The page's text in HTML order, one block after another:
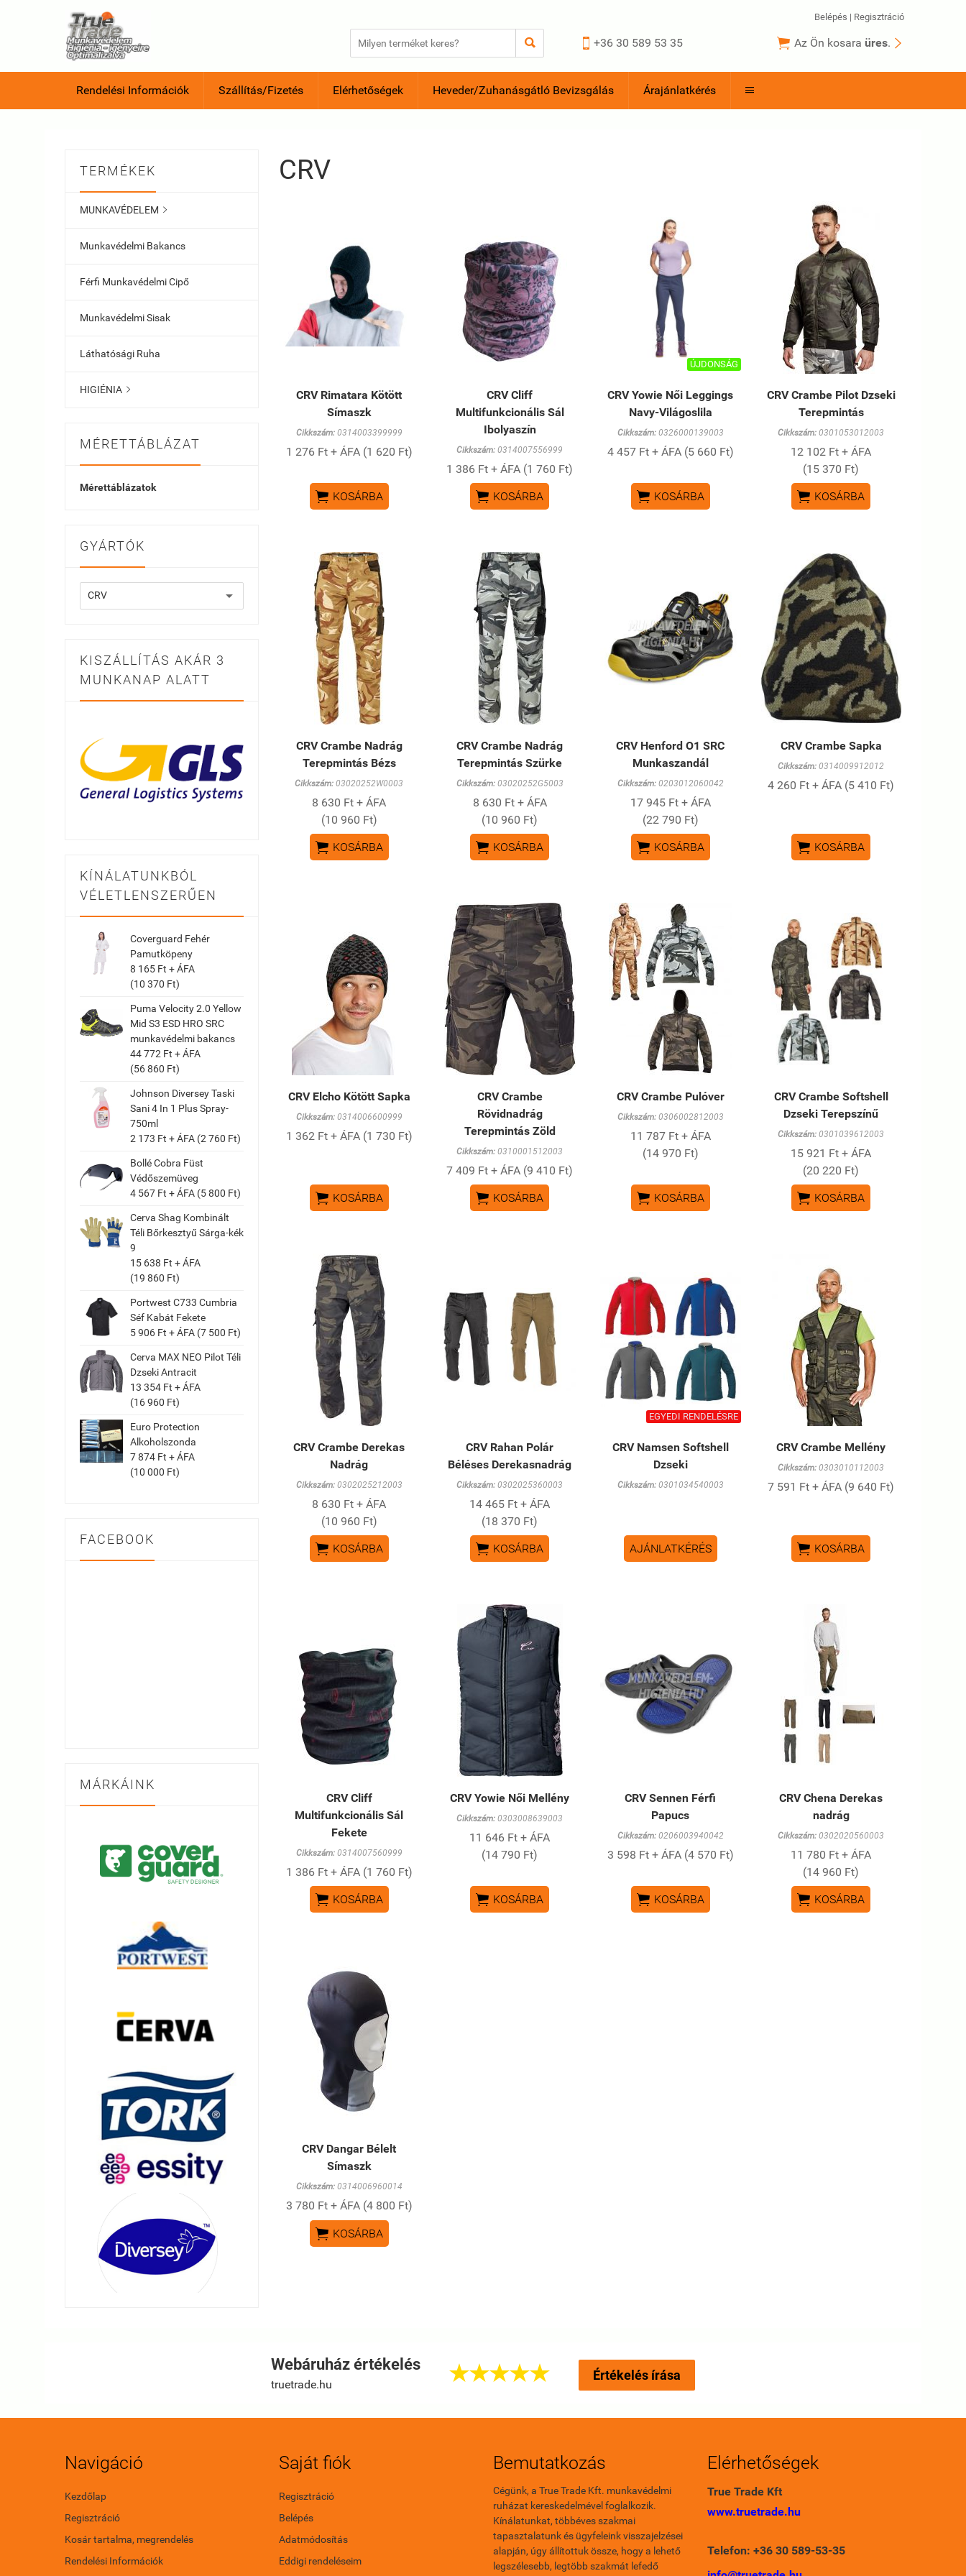
  +36 30 589 53 35  Az Ön kosara üres. 
Belépés | Regisztráció
Rendelési Információk Szállítás/Fizetés Elérhetőségek Heveder/Zuhanásgátló Bevizsgálás Árajánlatkérés 
TERMÉKEK
MUNKAVÉDELEM 
Munkavédelmi Bakancs
Férfi Munkavédelmi Cipő
Munkavédelmi Sisak
Láthatósági Ruha
HIGIÉNIA 
MÉRETTÁBLÁZAT
Mérettáblázatok
GYÁRTÓK
KISZÁLLÍTÁS AKÁR 3
MUNKANAP ALATT
KÍNÁLATUNKBÓL
VÉLETLENSZERŰEN
Coverguard Fehér
Pamutköpeny
8 165 Ft + ÁFA
(10 370 Ft)
Puma Velocity 2.0 Yellow
Mid S3 ESD HRO SRC
munkavédelmi bakancs
44 772 Ft + ÁFA
(56 860 Ft)
Johnson Diversey Taski
Sani 4 In 1 Plus Spray-
750ml
2 173 Ft + ÁFA (2 760 Ft)
Bollé Cobra Füst
Védőszemüveg
4 567 Ft + ÁFA (5 800 Ft)
Cerva Shag Kombinált
Téli Bőrkesztyű Sárga-kék
9
15 638 Ft + ÁFA
(19 860 Ft)
Portwest C733 Cumbria
Séf Kabát Fekete
5 906 Ft + ÁFA (7 500 Ft)
Cerva MAX NEO Pilot Téli
Dzseki Antracit
13 354 Ft + ÁFA
(16 960 Ft)
Euro Protection
Alkoholszonda
7 874 Ft + ÁFA
(10 000 Ft)
FACEBOOK
MÁRKÁINK
CRV
CRV Rimatara Kötött
Símaszk
Cikkszám:0314003399999
1 276 Ft + ÁFA (1 620 Ft)
 KOSÁRBA
CRV Cliff
Multifunkcionális Sál
Ibolyaszín
Cikkszám: 0314007556999
1 386 Ft + ÁFA (1 760 Ft)
 KOSÁRBA
ÚJDONSÁG
CRV Yowie Női Leggings
Navy-Világoslila
Cikkszám:0326000139003
4 457 Ft + ÁFA (5 660 Ft)
 KOSÁRBA
CRV Crambe Pilot Dzseki
Terepmintás
Cikkszám: 0301053012003
12 102 Ft + ÁFA
(15 370 Ft)
 KOSÁRBA
CRV Crambe Nadrág
Terepmintás Bézs
Cikkszám: 03020252W0003
8 630 Ft + ÁFA
(10 960 Ft)
 KOSÁRBA
CRV Crambe Nadrág
Terepmintás Szürke
Cikkszám:03020252G5003
8 630 Ft + ÁFA
(10 960 Ft)
 KOSÁRBA
CRV Henford O1 SRC
Munkaszandál
Cikkszám:0203012060042
17 945 Ft + ÁFA
(22 790 Ft)
 KOSÁRBA
CRV Crambe Sapka
Cikkszám: 0314009912012
4 260 Ft + ÁFA (5 410 Ft)
 KOSÁRBA
CRV Elcho Kötött Sapka
Cikkszám:0314006600999
1 362 Ft + ÁFA (1 730 Ft)
 KOSÁRBA
CRV Crambe
Rövidnadrág
Terepmintás Zöld
Cikkszám: 0310001512003
7 409 Ft + ÁFA (9 410 Ft)
 KOSÁRBA
CRV Crambe Pulóver
Cikkszám:0306002812003
11 787 Ft + ÁFA
(14 970 Ft)
 KOSÁRBA
CRV Crambe Softshell
Dzseki Terepszínű
Cikkszám: 0301039612003
15 921 Ft + ÁFA
(20 220 Ft)
 KOSÁRBA
CRV Crambe Derekas
Nadrág
Cikkszám:0302025212003
8 630 Ft + ÁFA
(10 960 Ft)
 KOSÁRBA
CRV Rahan Polár
Béléses Derekasnadrág
Cikkszám: 0302025360003
14 465 Ft + ÁFA
(18 370 Ft)
 KOSÁRBA
EGYEDI RENDELÉSRE
CRV Namsen Softshell
Dzseki
Cikkszám:0301034540003
AJÁNLATKÉRÉS
CRV Crambe Mellény
Cikkszám: 0303010112003
7 591 Ft + ÁFA (9 640 Ft)
 KOSÁRBA
CRV Cliff
Multifunkcionális Sál
Fekete
Cikkszám:0314007560999
1 386 Ft + ÁFA (1 760 Ft)
 KOSÁRBA
CRV Yowie Női Mellény
Cikkszám: 0303008639003
11 646 Ft + ÁFA
(14 790 Ft)
 KOSÁRBA
CRV Sennen Férfi
Papucs
Cikkszám:0206003940042
3 598 Ft + ÁFA (4 570 Ft)
 KOSÁRBA
CRV Chena Derekas
nadrág
Cikkszám: 0302020560003
11 780 Ft + ÁFA
(14 960 Ft)
 KOSÁRBA
CRV Dangar Bélelt
Símaszk
Cikkszám:0314006960014
3 780 Ft + ÁFA (4 800 Ft)
 KOSÁRBA
Webáruház értékelés
truetrade.hu
 Értékelés írása
Navigáció
Kezdőlap
Regisztráció
Kosár tartalma, megrendelés
Rendelési Információk
Saját fiók
Regisztráció
Belépés
Adatmódosítás
Eddigi rendeléseim
Bemutatkozás
Cégünk, a True Trade Kft. munkavédelmi
ruházat kereskedelmével foglalkozik.
Kínálatunkat, többéves szakmai
tapasztalatunk és ügyfeleink visszajelzései
alapján, úgy állítottuk össze, hogy a lehető
legszélesebb, legtöbb szakmát lefedő
Elérhetőségek
True Trade Kft
www.truetrade.hu
Telefon: +36 30 589-53-35